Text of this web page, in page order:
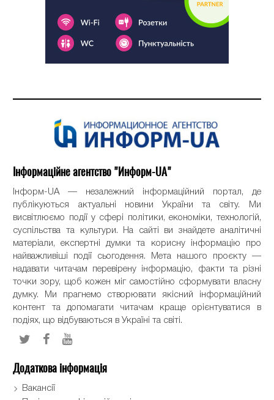
Інформаційне агентство "Информ-UA"
Інформ-UA — незалежний інформаційний портал, де
публікуються актуальні новини України та світу. Ми
висвітлюємо події у сфері політики, економіки, технологій,
суспільства та культури. На сайті ви знайдете аналітичні
матеріали, експертні думки та корисну інформацію про
найважливіші події сьогодення. Мета нашого проєкту —
надавати читачам перевірену інформацію, факти та різні
точки зору, щоб кожен міг самостійно сформувати власну
думку. Ми прагнемо створювати якісний інформаційний
контент та допомагати читачам краще орієнтуватися в
подіях, що відбуваються в Україні та світі.
Додаткова інформація
Вакансії